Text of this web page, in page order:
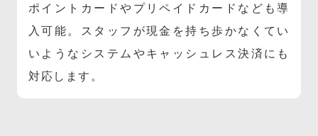
ポイントカードやプリペイドカードなども導
入可能。スタッフが現金を持ち歩かなくてい
いようなシステムやキャッシュレス決済にも
対応します。